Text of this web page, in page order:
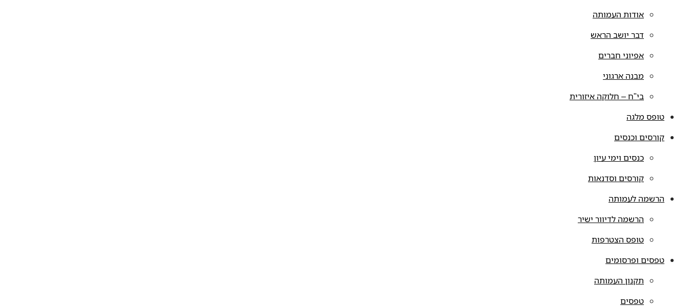
אודות העמותה
דבר יושב הראש
אפיוני חברים
מבנה ארגוני
בי"ח – חלוקה איזורית
טופס מלגה
קורסים וכנסים
כנסים וימי עיון
קורסים וסדנאות
הרשמה לעמותה
הרשמה לדיוור ישיר
טופס הצטרפות
טפסים ופרסומים
תקנון העמותה
טפסים